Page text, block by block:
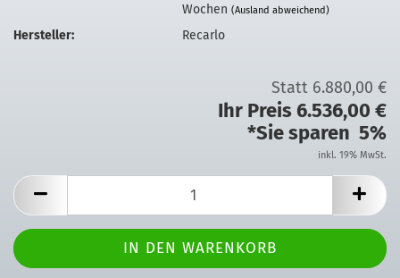
Wochen(Ausland abweichend)
Hersteller: Recarlo
Statt 6.880,00 €
Ihr Preis 6.536,00 €
*Sie sparen 5%
inkl. 19% MwSt.